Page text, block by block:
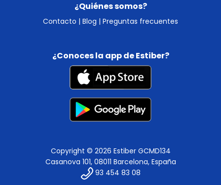
¿Quiénes somos?
Contacto | Blog | Preguntas frecuentes
¿Conoces la app de Estiber?
Copyright © 2026 Estiber GCMD134
Casanova 101, 08011 Barcelona, España
93 454 83 08